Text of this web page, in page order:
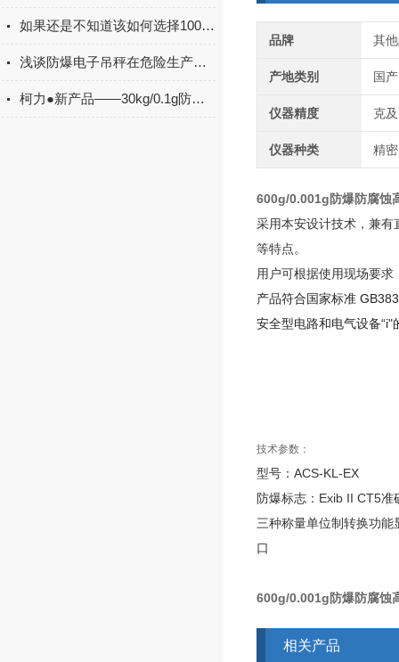
如果还是不知道该如何选择100吨地磅那不妨看看这些
浅谈防爆电子吊秤在危险生产环境中应用
柯力●新产品——30kg/0.1g防爆天平ACS-KL-EX3
品牌 其
产地类别 国产
仪器精度 克
仪器种类 精
600g/0.001g防爆防腐蚀
采用本安设计技术，兼
等特点。
用户可根据使用现场要
产品符合国家标准
安全型电路和电气设备
技术参数：
型号：ACS-KL-EX
防爆标志：Exib II CT5
三种称量单位制转换功
口
600g/0.001g防爆防腐蚀
相关产品